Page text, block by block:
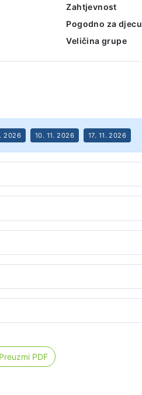
Zahtjevnost
Pogodno za djecu
Veličina grupe
2026 10. 11. 2026 17. 11. 2026
Preuzmi PDF